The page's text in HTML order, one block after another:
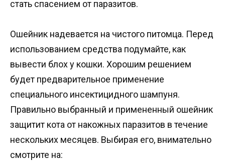
стать спасением от паразитов.
Ошейник надевается на чистого питомца. Перед
использованием средства подумайте, как
вывести блох у кошки. Хорошим решением
будет предварительное применение
специального инсектицидного шампуня.
Правильно выбранный и примененный ошейник
защитит кота от накожных паразитов в течение
нескольких месяцев. Выбирая его, внимательно
смотрите на: